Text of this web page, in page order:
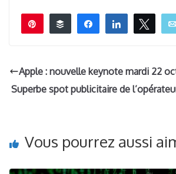
Épingle Buffer Partagez Partagez
Apple : nouvelle keynote mardi 22
Superbe spot publicitaire de
Vous pourrez aussi